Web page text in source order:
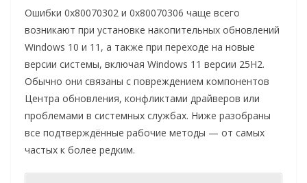
Ошибки 0x80070302 и 0x80070306 чаще всего
возникают при установке накопительных обновлений
Windows 10 и 11, а также при переходе на новые
версии системы, включая Windows 11 версии 25H2.
Обычно они связаны с повреждением компонентов
Центра обновления, конфликтами драйверов или
проблемами в системных службах. Ниже разобраны
все подтверждённые рабочие методы — от самых
частых к более редким.